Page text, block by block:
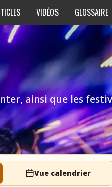
VIDÉOS GLOSSAIRE
ainsi que les
Vue calendrier